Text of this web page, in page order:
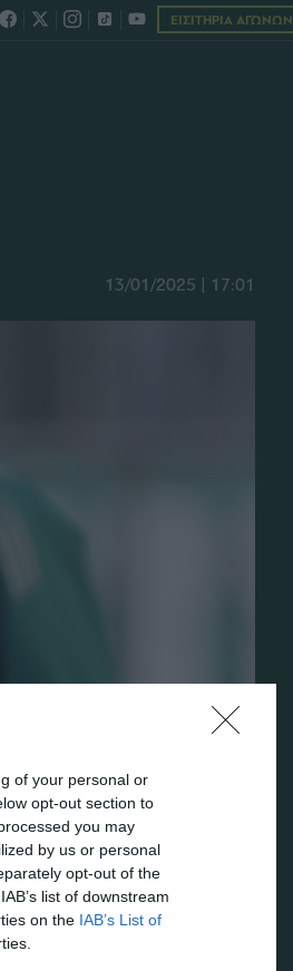
of your personal or
opt-out section to
you may
by us or personal
opt-out of the
list of downstream
on the IAB’s List of
ΕΙΣΙΤΗΡΙΑ ΑΓΩΝΩΝ
13/01/2025 | 17:01